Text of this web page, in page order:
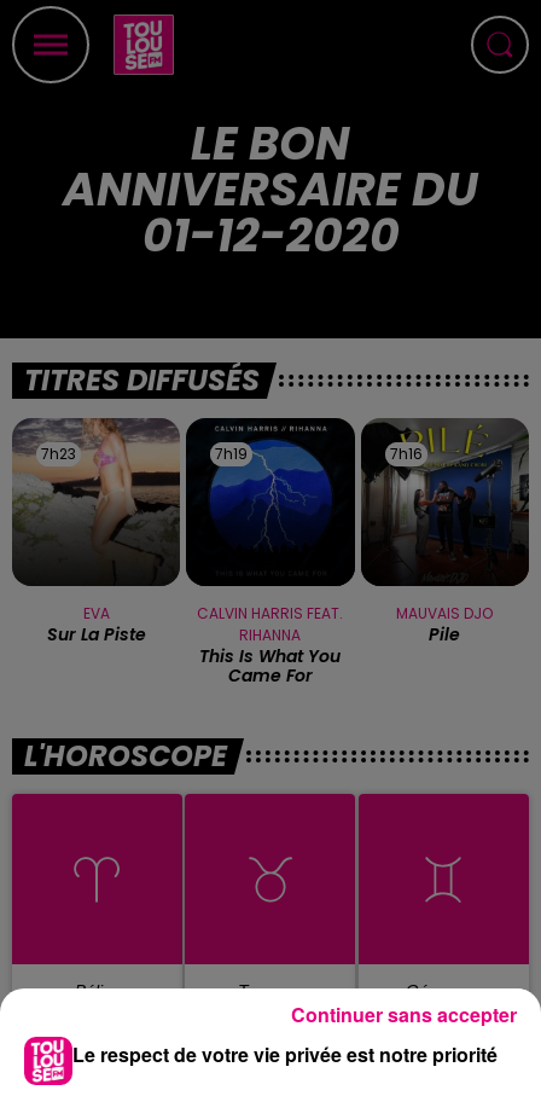
LE BON
ANNIVERSAIRE DU
01-12-2020
TITRES DIFFUSÉS
7h23
7h23
EVA
Sur La Piste
7h19
7h19
CALVIN HARRIS FEAT.
RIHANNA
This Is What You
Came For
7h16
7h16
MAUVAIS DJO
Pile
L'HOROSCOPE
Bélier Taureau Gémeaux
Le respect de votre vie privée est notre priorité
Continuer sans accepter